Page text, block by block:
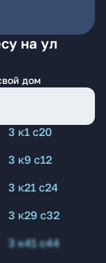
на ул
дом
3 к1 с20
3 к9 с12
3 к21 с24
3 к29 с32
3 к41 с44